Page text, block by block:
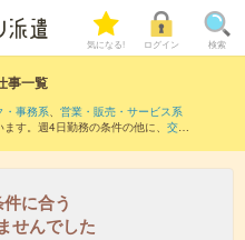
気になる! ログイン 検索
事一覧
・事務系、 営業・販売・サービス系
す。週4日勤務の条件の他に、 交通
に合う
せんでした